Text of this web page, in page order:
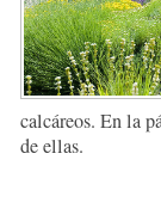
calcáreos. En la
de ellas.